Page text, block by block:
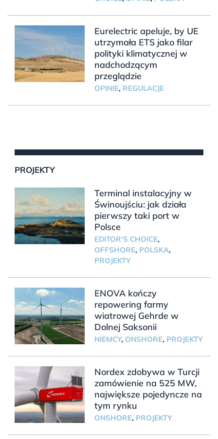
Eurelectric apeluje, by UE
utrzymała ETS jako filar
polityki klimatycznej w
nadchodzącym
przeglądzie
OPINIE, REGULACJE
PROJEKTY
Terminal instalacyjny w
Świnoujściu: jak działa
pierwszy taki port w
Polsce
EDITOR'S CHOICE,
OFFSHORE, POLSKA,
PROJEKTY
ENOVA kończy
repowering farmy
wiatrowej Gehrde w
Dolnej Saksonii
NIEMCY, ONSHORE, PROJEKTY
Nordex zdobywa w Turcji
zamówienie na 525 MW,
największe pojedyncze na
tym rynku
ONSHORE, PROJEKTY